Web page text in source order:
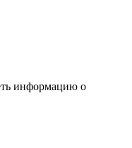
информацию о